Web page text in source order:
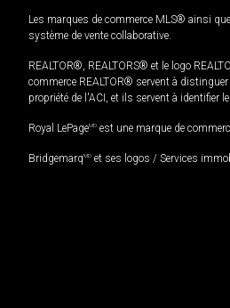
Les marques de commerce MLS® ainsi
système de vente collaborative.
REALTOR®, REALTORS® et le logo
commerce REALTOR® servent à
propriété de l'ACI, et ils servent à identifier
Royal LePageMD est une marque de
BridgemarqMD et ses logos / Services